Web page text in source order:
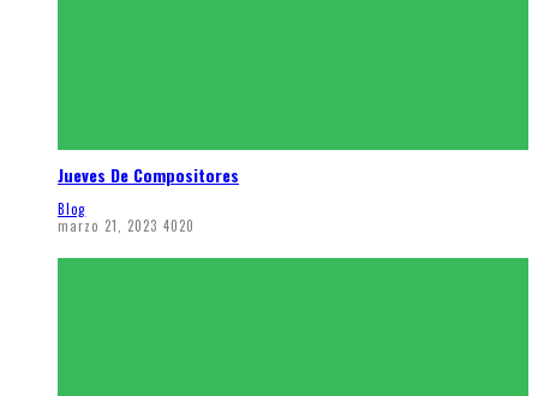
Jueves De Compositores
Blog
marzo 21, 2023 4020